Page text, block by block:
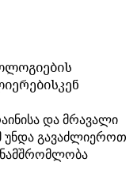
და მრავალი
უნდა გავაძლიეროთ